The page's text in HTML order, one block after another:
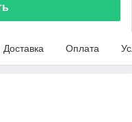
Доставка Оплата